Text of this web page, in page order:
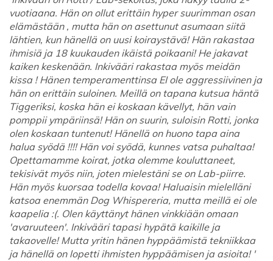
vuotiaana. Hän on ollut erittäin hyper suurimman osan
elämästään , mutta hän on asettunut asumaan siitä
lähtien, kun hänellä on uusi koiraystävä! Hän rakastaa
ihmisiä ja 18 kuukauden ikäistä poikaani! He jakavat
kaiken keskenään. Inkivääri rakastaa myös meidän
kissa ! Hänen temperamenttinsa EI ole aggressiivinen ja
hän on erittäin suloinen. Meillä on tapana kutsua häntä
Tiggeriksi, koska hän ei koskaan kävellyt, hän vain
pomppii ympäriinsä! Hän on suurin, suloisin Rotti, jonka
olen koskaan tuntenut! Hänellä on huono tapa aina
halua syödä !!!! Hän voi syödä, kunnes vatsa puhaltaa!
Opettamamme koirat, jotka olemme kouluttaneet,
tekisivät myös niin, joten mielestäni se on Lab-piirre.
Hän myös kuorsaa todella kovaa! Haluaisin mielelläni
katsoa enemmän Dog Whispereria, mutta meillä ei ole
kaapelia :(. Olen käyttänyt hänen vinkkiään omaan
'avaruuteen'. Inkivääri tapasi hypätä kaikille ja
takaovelle! Mutta yritin hänen hyppäämistä tekniikkaa
ja hänellä on lopetti ihmisten hyppäämisen ja asioita! '